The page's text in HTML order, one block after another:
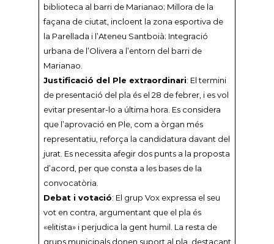
biblioteca al barri de Marianao; Millora de la
façana de ciutat, incloent la zona esportiva de
la Parellada i l’Ateneu Santboià; Integració
urbana de l’Olivera a l’entorn del barri de
Marianao.
Justificació del Ple extraordinari: El termini
de presentació del pla és el 28 de febrer, i es vol
evitar presentar-lo a última hora. Es considera
que l’aprovació en Ple, com a òrgan més
representatiu, reforça la candidatura davant del
jurat. Es necessita afegir dos punts a la proposta
d’acord, per que consta a les bases de la
convocatòria.
Debat i votació: El grup Vox expressa el seu
vot en contra, argumentant que el pla és
«elitista» i perjudica la gent humil. La resta de
grups municipals donen suport al pla, destacant